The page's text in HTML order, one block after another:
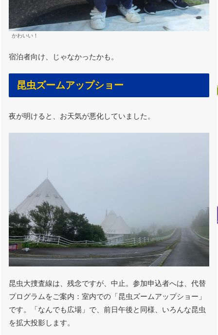
かわいい！
宿泊者向け、じゃなかったかも。
昆虫ズームアップショー
夜が明けると、お天気が悪化していました。
昆虫大捜査線は、残念ですが、中止。参加申込者へは、代替
プログラムをご案内：室内での「昆虫ズームアップショー」
です。「なんでも広場」で、前日午後と同様、いろんな昆虫
を拡大投影します。